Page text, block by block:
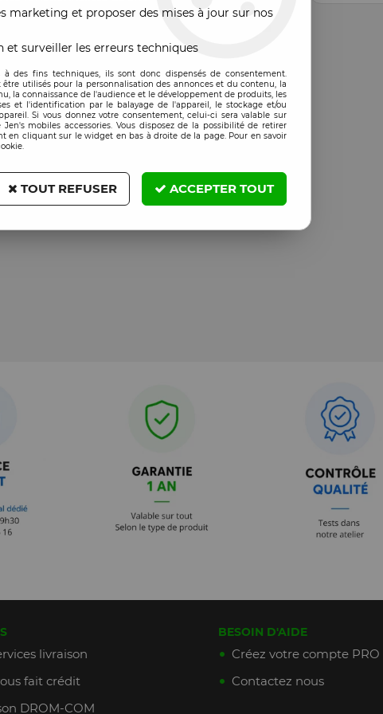
livraison
fait crédit
DROM-COM
BESOIN D'AIDE
Créez votre compte PRO
Contactez nous
marketing et proposer des mises à jour sur nos
surveiller les erreurs techniques
à des fins techniques, ils sont donc dispensés de consentement.
être utilisés pour la personnalisation des annonces et du contenu, la
la connaissance de l'audience et le développement de produits, les
et l'identification par le balayage de l'appareil, le stockage et/ou
Si vous donnez votre consentement, celui-ci sera valable sur
Jen's mobiles accessories. Vous disposez de la possibilité de retirer
en cliquant sur le widget en bas à droite de la page. Pour en savoir
TOUT REFUSER ACCEPTER TOUT